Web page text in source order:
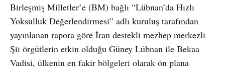
Birleşmiş Milletler’e (BM) bağlı “Lübnan’da Hızlı
Yoksulluk Değerlendirmesi” adlı kuruluş tarafından
yayınlanan rapora göre İran destekli mezhep merkezli
Şii örgütlerin etkin olduğu Güney Lübnan ile Bekaa
Vadisi, ülkenin en fakir bölgeleri olarak ön plana